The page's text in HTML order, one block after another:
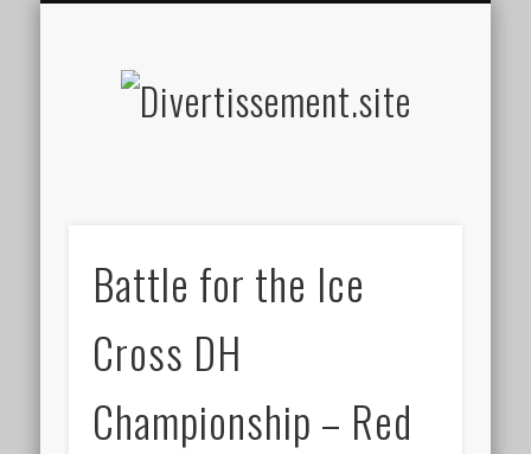
Battle for the Ice
Cross DH
Championship – Red